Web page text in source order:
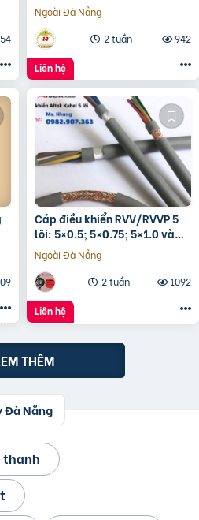
Ngoài Đà Nẵng
2 tuần
942
Liên hệ
Cáp điều khiển RVV/RVVP 5
lõi: 5×0.5; 5×0.75; 5×1.0 và
5×1.5
Ngoài Đà Nẵng
2 tuần
1092
Liên hệ
THÊM
Đà Nẵng
thanh